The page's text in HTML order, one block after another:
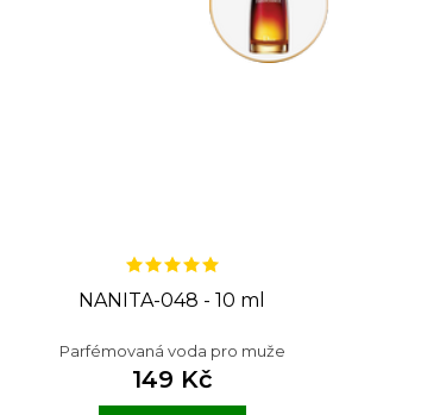
NANITA-048 - 10 ml
Parfémovaná voda pro muže
149 Kč